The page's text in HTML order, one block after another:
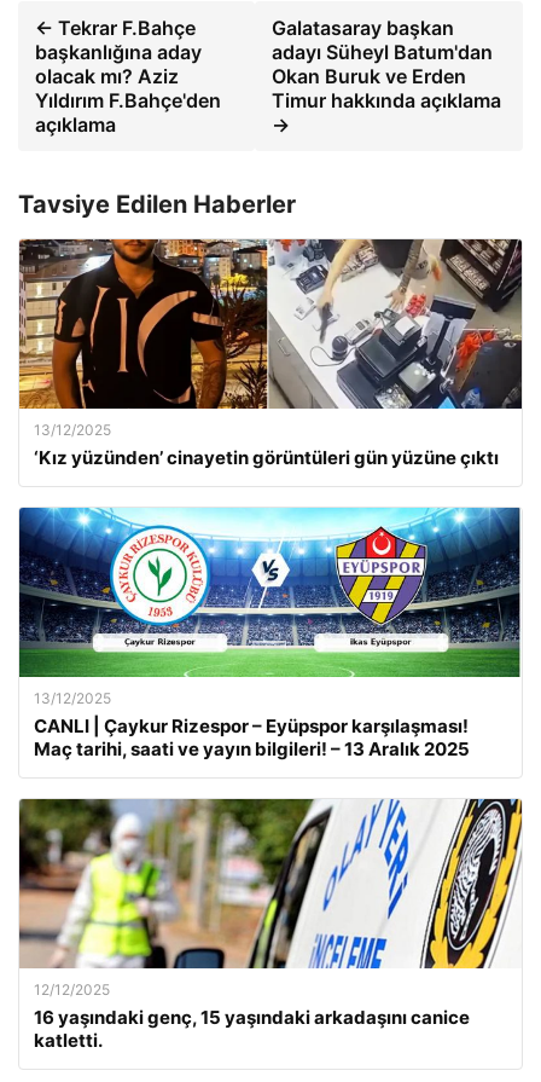
← Tekrar F.Bahçe
başkanlığına aday
olacak mı? Aziz
Yıldırım F.Bahçe'den
açıklama
Galatasaray başkan
adayı Süheyl Batum'dan
Okan Buruk ve Erden
Timur hakkında açıklama
→
Tavsiye Edilen Haberler
13/12/2025
‘Kız yüzünden’ cinayetin görüntüleri gün yüzüne çıktı
13/12/2025
CANLI | Çaykur Rizespor – Eyüpspor karşılaşması!
Maç tarihi, saati ve yayın bilgileri! – 13 Aralık 2025
12/12/2025
16 yaşındaki genç, 15 yaşındaki arkadaşını canice
katletti.